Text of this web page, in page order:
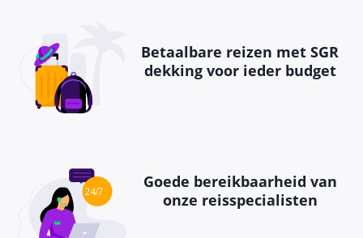
Betaalbare reizen met SGR
dekking voor ieder budget
Goede bereikbaarheid van
onze reisspecialisten